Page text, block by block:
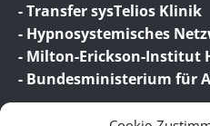
- Transfer sysTelios Klinik
- Hypnosystemisches
- Milton-Erickson-Institut
- Bundesministerium für